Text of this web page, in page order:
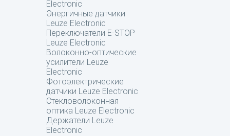
Electronic
Энергичные датчики
Leuze Electronic
Переключатели E-STOP
Leuze Electronic
Волоконно-оптические
усилители Leuze
Electronic
Фотоэлектрические
датчики Leuze Electronic
Стекловолоконная
оптика Leuze Electronic
Держатели Leuze
Electronic